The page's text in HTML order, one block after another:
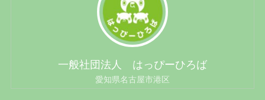
一般社団法人 はっぴーひろば
愛知県名古屋市港区